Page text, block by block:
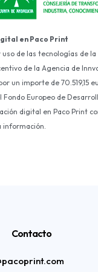
en Paco Print
de las tecnologías de
de la Agencia de
un importe de 70.519,15
Europeo de
digital en Paco Print
información.
Contacto